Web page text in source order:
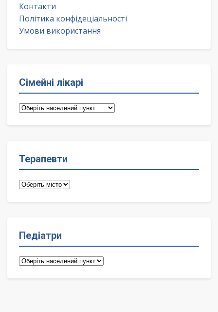
Контакти
Політика конфідеціальності
Умови використання
Сімейні лікарі
Сімейні
Терапевти
Терапевти
Педіатри
Педіатри